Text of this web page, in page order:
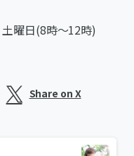
曜日(8時～12時)
Share on X